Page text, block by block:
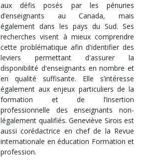
aux défis posés par les pénuries
d’enseignants au Canada, mais
également dans les pays du Sud. Ses
recherches visent à mieux comprendre
cette problématique afin d'identifier des
leviers permettant d'assurer la
disponibilité d'enseignants en nombre et
en qualité suffisante. Elle s’intéresse
également aux enjeux particuliers de la
formation et de l’insertion
professionnelle des enseignants non-
légalement qualifiés. Geneviève Sirois est
aussi corédactrice en chef de la Revue
internationale en éducation Formation et
profession.